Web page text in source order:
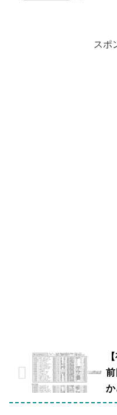
スポ
前
か